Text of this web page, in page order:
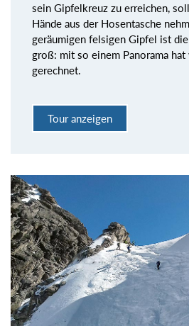
sein Gipfelkreuz zu erreichen,
Hände aus der Hosentasche
geräumigen felsigen Gipfel ist
groß: mit so einem Panorama
gerechnet.
Tour anzeigen